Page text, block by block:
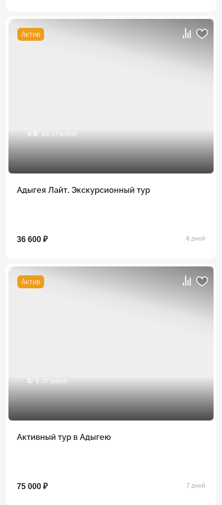
Актив
4.9 / 16 отзывов
Адыгея Лайт. Экскурсионный тур
36 600 ₽ 6 дней
Актив
5/ 9 отзывов
Активный тур в Адыгею
75 000 ₽ 7 дней